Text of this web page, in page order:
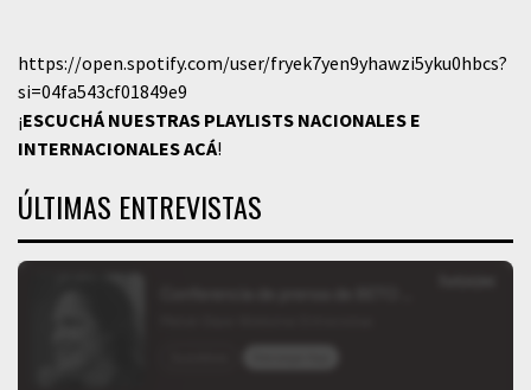
https://open.spotify.com/user/fryek7yen9yhawzi5yku0hbcs?
si=04fa543cf01849e9
¡ESCUCHÁ NUESTRAS PLAYLISTS NACIONALES E
INTERNACIONALESACÁ!
ÚLTIMAS ENTREVISTAS